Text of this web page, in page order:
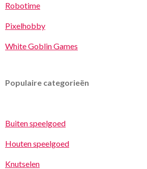
Robotime
Pixelhobby
White Goblin Games
Populaire categorieën
Buiten speelgoed
Houten speelgoed
Knutselen